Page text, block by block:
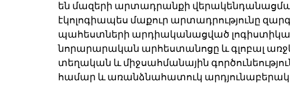
են մազերի արտադրանքի
էկոլոգիապես մաքուր արտադրությունը
պահեստների արդիականացված
նորարարական արհեստանոցը և գլոբալ
տեղական և միջսահմանային
համար և առանձնահատուկ